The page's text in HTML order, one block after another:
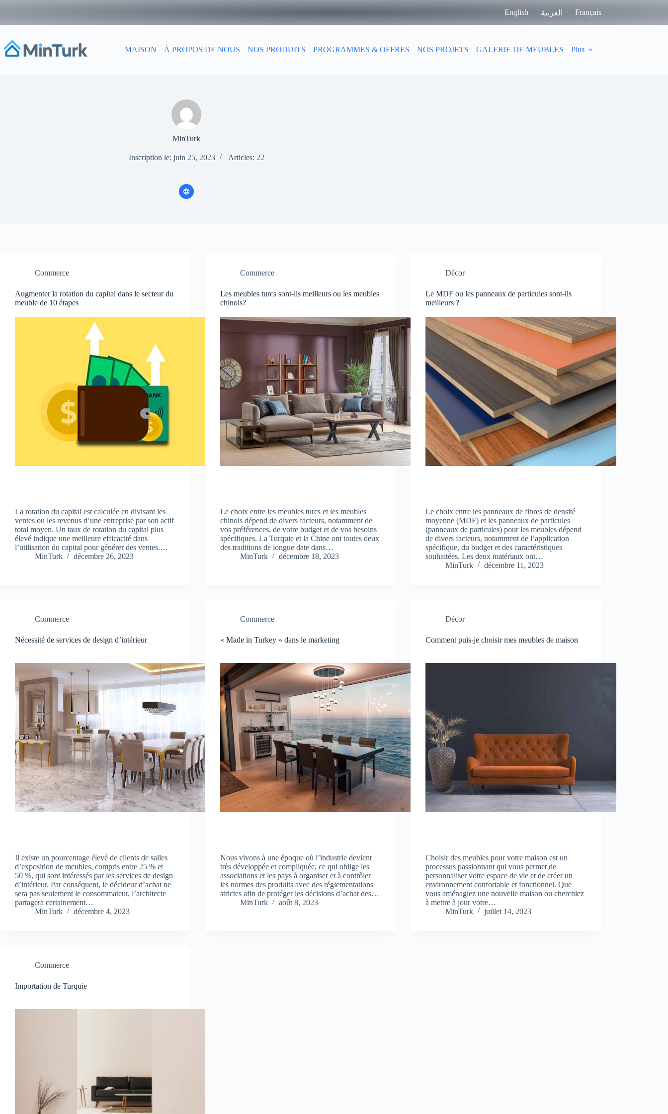
English العربية Français
MAISON À PROPOS DE NOUS NOS PRODUITS PROGRAMMES & OFFRES NOS PROJETS GALERIE DE MEUBLES Plus
MinTurk
Inscription le: juin 25, 2023 Articles: 22
Commerce
Augmenter la rotation du capital dans le secteur du
meuble de 10 étapes
La rotation du capital est calculée en divisant les
ventes ou les revenus d’une entreprise par son actif
total moyen. Un taux de rotation du capital plus
élevé indique une meilleure efficacité dans
l’utilisation du capital pour générer des ventes.…
MinTurk
décembre 26, 2023
Commerce
Les meubles turcs sont-ils meilleurs ou les meubles
chinois?
Le choix entre les meubles turcs et les meubles
chinois dépend de divers facteurs, notamment de
vos préférences, de votre budget et de vos besoins
spécifiques. La Turquie et la Chine ont toutes deux
des traditions de longue date dans…
MinTurk
décembre 18, 2023
Décor
Le MDF ou les panneaux de particules sont-ils
meilleurs ?
Le choix entre les panneaux de fibres de densité
moyenne (MDF) et les panneaux de particules
(panneaux de particules) pour les meubles dépend
de divers facteurs, notamment de l’application
spécifique, du budget et des caractéristiques
souhaitées. Les deux matériaux ont…
MinTurk
décembre 11, 2023
Commerce
Nécessité de services de design d’intérieur
Il existe un pourcentage élevé de clients de salles
d’exposition de meubles, compris entre 25 % et
50 %, qui sont intéressés par les services de design
d’intérieur. Par conséquent, le décideur d’achat ne
sera pas seulement le consommateur, l’architecte
partagera certainement…
MinTurk
décembre 4, 2023
Commerce
« Made in Turkey » dans le marketing
Nous vivons à une époque où l’industrie devient
très développée et compliquée, ce qui oblige les
associations et les pays à organiser et à contrôler
les normes des produits avec des réglementations
strictes afin de protéger les décisions d’achat des…
MinTurk
août 8, 2023
Décor
Comment puis-je choisir mes meubles de maison
Choisir des meubles pour votre maison est un
processus passionnant qui vous permet de
personnaliser votre espace de vie et de créer un
environnement confortable et fonctionnel. Que
vous aménagiez une nouvelle maison ou cherchiez
à mettre à jour votre…
MinTurk
juillet 14, 2023
Commerce
Importation de Turquie